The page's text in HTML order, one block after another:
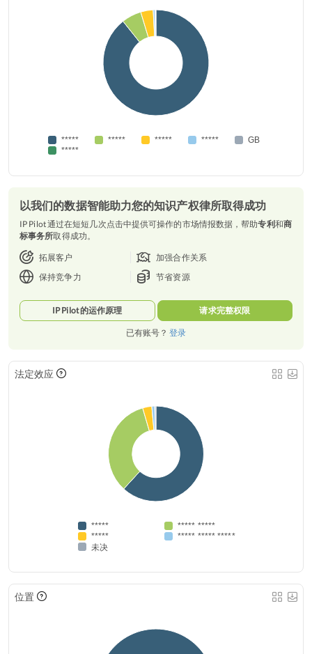
***** ***** ***** *****
GB
*****
以我们的数据智能助力您的知识产权律所取得成功
IP Pilot 通过在短短几次点击中提供可操作的市场情报数据，帮助专利和商
标事务所取得成功。
拓展客户
加强合作关系
保持竞争力
节省资源
IP Pilot 的运作原理 请求完整权限
已有账号？ 登录
法定效应
*****
***** *****
*****
***** ***** *****
未决
位置